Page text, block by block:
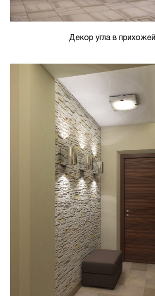
Декор угла в прихожей